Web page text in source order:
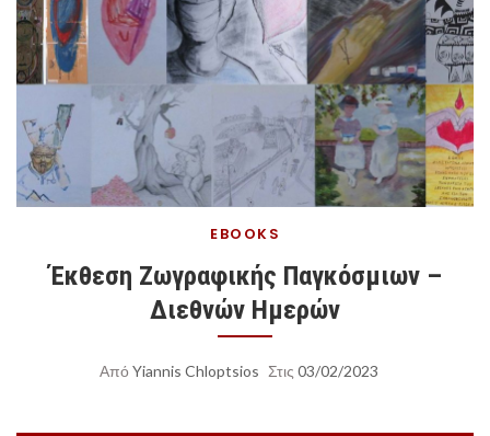
EBOOKS
Έκθεση Ζωγραφικής Παγκόσμιων –
Διεθνών Ημερών
Από Yiannis Chloptsios Στις 03/02/2023